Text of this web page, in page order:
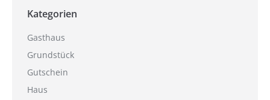
Kategorien
Gasthaus
Grundstück
Gutschein
Haus